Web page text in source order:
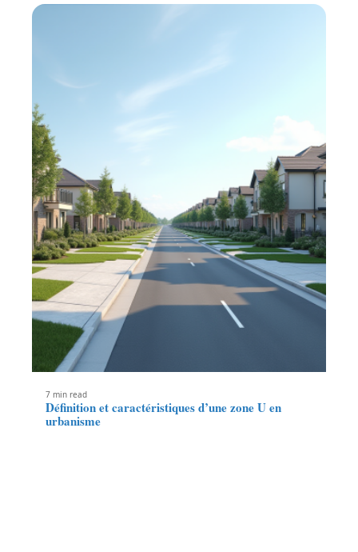
7 min read
Définition et caractéristiques d’une zone U en
urbanisme